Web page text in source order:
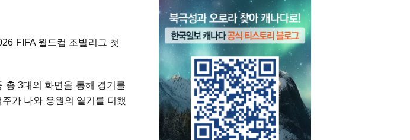
FIFA 월드컵 조별리그 첫
총 3대의 화면을 통해 경기를
가 나와 응원의 열기를 더했